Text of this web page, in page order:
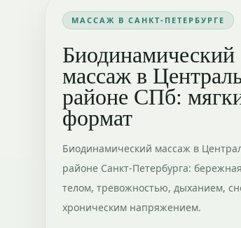
МАССАЖ В САНКТ-ПЕТЕРБУРГЕ
Биодинамический
массаж в
районе СПб:
формат
Биодинамический массаж в
районе Санкт-Петербурга:
телом, тревожностью, дыханием,
хроническим напряжением.